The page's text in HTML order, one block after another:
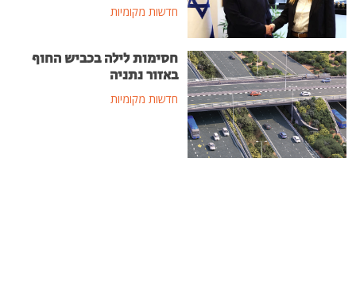
חדשות מקומיות
חסימות לילה בכביש החוף
באזור נתניה
חדשות מקומיות